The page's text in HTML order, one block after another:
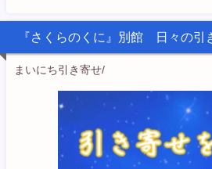
『さくらのくに』別館 日々の引
まいにち引き寄せ/